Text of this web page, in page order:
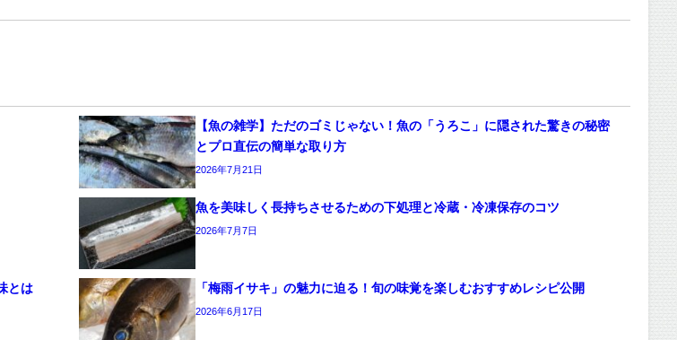
【魚の雑学】ただのゴミじゃない！魚の「うろこ」に隠された驚きの秘密
とプロ直伝の簡単な取り方
2026年7月21日
魚を美味しく長持ちさせるための下処理と冷蔵・冷凍保存のコツ
2026年7月7日
とは 「梅雨イサキ」の魅力に迫る！旬の味覚を楽しむおすすめレシピ公開
2026年6月17日